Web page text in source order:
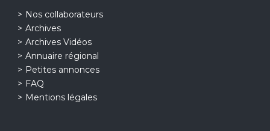
Nos collaborateurs
Archives
Archives Vidéos
Annuaire régional
Petites annonces
FAQ
Mentions légales